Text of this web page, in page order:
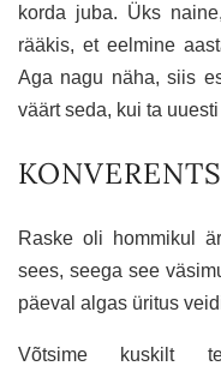
korda juba. Üks
rääkis, et eelmine
Aga nagu näha, siis
väärt seda, kui ta
Raske oli hommikul
sees, seega see
päeval algas üritus
Võtsime kuskilt